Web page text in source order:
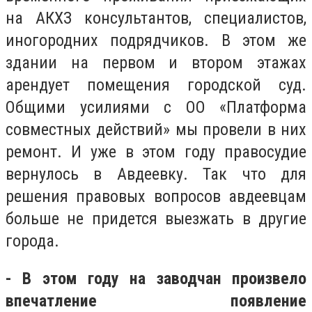
на АКХЗ консультантов, специалистов,
иногородних подрядчиков. В этом же
здании на первом и втором этажах
арендует помещения городской суд.
Общими усилиями с ОО «Платформа
совместных действий» мы провели в них
ремонт. И уже в этом году правосудие
вернулось в Авдеевку. Так что для
решения правовых вопросов авдеевцам
больше не придется выезжать в другие
города.
- В этом году на заводчан произвело
впечатление появление